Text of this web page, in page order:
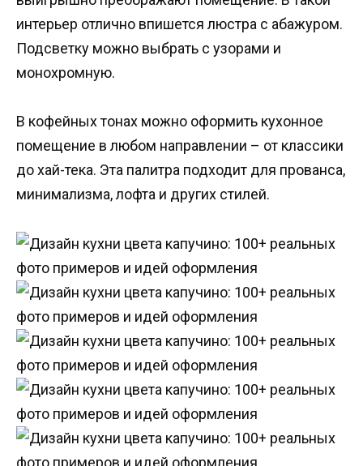
интерьер отлично впишется люстра с абажуром.
Подсветку можно выбрать с узорами и
монохромную.
В кофейных тонах можно оформить кухонное
помещение в любом направлении – от классики
до хай-тека. Эта палитра подходит для прованса,
минимализма, лофта и других стилей.